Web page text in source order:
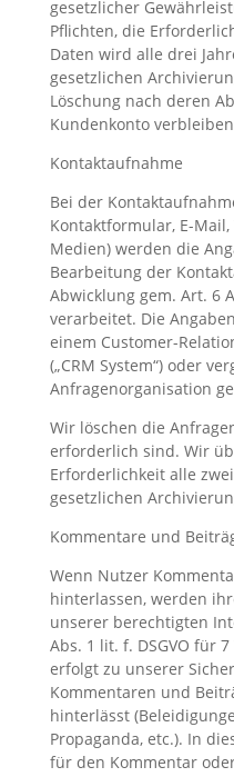
gesetzlicher
Pflichten, die
Daten wird alle drei
gesetzlichen
Löschung nach deren
Kundenkonto
Kontaktaufnahme
Bei der
Kontaktformular, E-
Medien) werden die
Bearbeitung der
Abwicklung gem. Art. 6
verarbeitet. Die
einem Customer-
(„CRM System“) oder
Anfragenorganisation
Wir löschen die
erforderlich sind. Wir
Erforderlichkeit alle
gesetzlichen
Kommentare und
Wenn Nutzer
hinterlassen, werden
unserer berechtigten
Abs. 1 lit. f. DSGVO für
erfolgt zu unserer
Kommentaren und
hinterlässt
Propaganda, etc.). In
für den Kommentar